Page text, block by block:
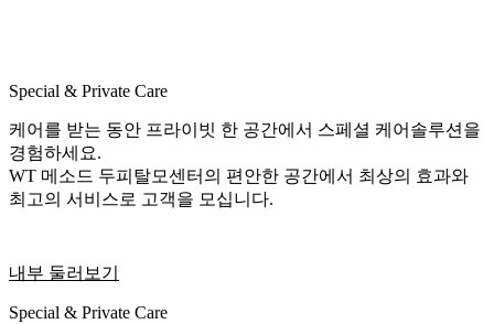
Special & Private Care
케어를 받는 동안 프라이빗 한 공간에서 스페셜 케어솔루션을
경험하세요.
WT 메소드 두피탈모센터의 편안한 공간에서 최상의 효과와
최고의 서비스로 고객을 모십니다.
내부 둘러보기
Special & Private Care